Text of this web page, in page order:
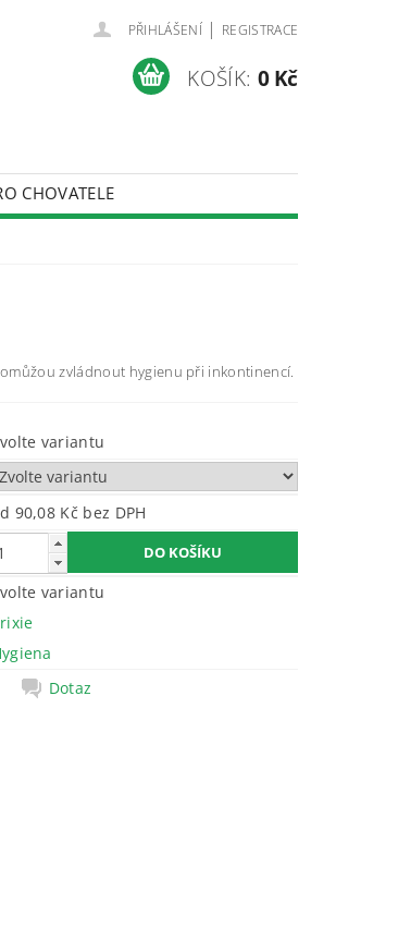
PŘIHLÁŠENÍ | REGISTRACE
KOŠÍK: 0 Kč
CHOVATELE
zvládnout hygienu při inkontinencí.
variantu
90,08 Kč bez DPH
variantu
Dotaz